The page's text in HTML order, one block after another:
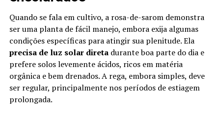
Quando se fala em cultivo, a rosa-de-sarom demonstra
ser uma planta de fácil manejo, embora exija algumas
condições específicas para atingir sua plenitude. Ela
precisa de luz solar diretadurante boa parte do dia e
prefere solos levemente ácidos, ricos em matéria
orgânica e bem drenados. A rega, embora simples, deve
ser regular, principalmente nos períodos de estiagem
prolongada.